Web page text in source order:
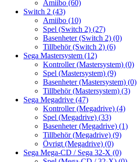
Amiibo (60)
Switch 2 (43)
Amiibo (10)
Spel (Switch 2) (27)
Basenheter (Switch 2) (0)
Tillbehör (Switch 2) (6)
Sega Mastersystem (12)
Kontroller (Mastersystem) (0)
Spel (Mastersystem) (9)
Basenheter (Mastersystem) (0)
Tillbehör (Mastersystem) (3)
Sega Megadrive (47)
Kontroller (Megadrive) (4)
Spel (Megadrive) (33)
Basenheter (Megadrive) (1)
Tillbehör (Megadrive) (9)
Övrigt (Megadrive) (0)
Sega Mega-CD / Sega 32-X (0)